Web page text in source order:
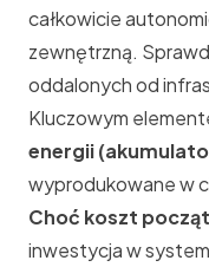
całkowicie
zewnętrzną.
oddalonych od
Kluczowym
energii
wyprodukowane w
Choć koszt
inwestycja w